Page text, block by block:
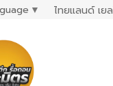
▼ ไทยแลนด์ เย